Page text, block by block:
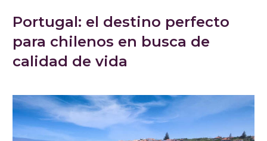
Portugal: el destino perfecto
para chilenos en busca de
calidad de vida